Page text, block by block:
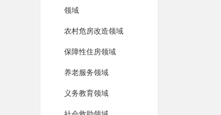
领域
农村危房改造领域
保障性住房领域
养老服务领域
义务教育领域